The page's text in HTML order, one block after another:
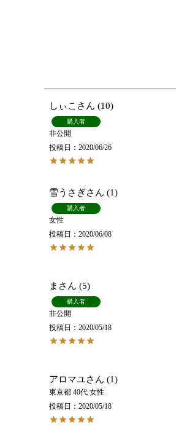
しぃこ 10
購入者
非公開
投稿日
2020/06/26
雪うさぎ 1
購入者
女性
投稿日
2020/06/08
ま 5
購入者
非公開
投稿日
2020/05/18
アロマユ 1
東京都 40代 女性
投稿日
2020/05/18